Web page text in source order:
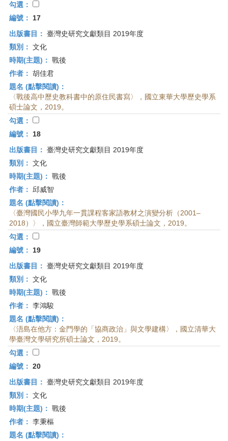
勾選：
編號：
17
出版書目： 臺灣史研究文獻類目 2019年度
類別： 文化
時期(主題)： 戰後
作者： 胡佳君
題名 (點擊閱讀)：
〈戰後高中歷史教科書中的原住民書寫〉，國立東華大學歷史學系
碩士論文，2019。
勾選：
編號：
18
出版書目： 臺灣史研究文獻類目 2019年度
類別： 文化
時期(主題)： 戰後
作者：
邱威智
題名 (點擊閱讀)：
〈臺灣國民小學九年一貫課程客家語教材之演變分析（2001–
2018）〉，國立臺灣師範大學歷史學系碩士論文，2019。
勾選：
編號：
19
出版書目： 臺灣史研究文獻類目 2019年度
類別： 文化
時期(主題)： 戰後
作者： 李鴻駿
題名 (點擊閱讀)：
〈浯島在他方：金門學的「協商政治」與文學建構〉，國立清華大
學臺灣文學研究所碩士論文，2019。
勾選：
編號： 20
出版書目： 臺灣史研究文獻類目 2019年度
類別： 文化
時期(主題)： 戰後
作者： 李秉樞
題名 (點擊閱讀)：